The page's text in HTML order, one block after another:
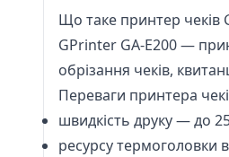
Що таке принтер чеків
GPrinter GA-E200 —
обрізання чеків,
Переваги принтера
швидкість друку — до
ресурсу термоголовки